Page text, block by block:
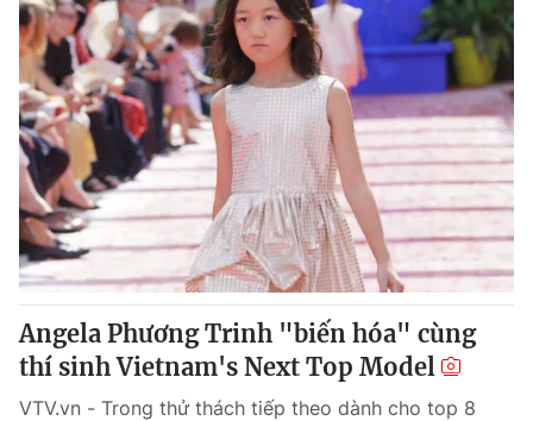
Angela Phương Trinh "biến hóa" cùng
thí sinh Vietnam's Next Top Model
VTV.vn - Trong thử thách tiếp theo dành cho top 8